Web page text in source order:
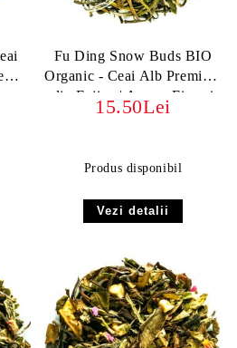
Fu Ding Snow Buds BIO
Organic - Ceai Alb Premium
din Fujian | Arome Fine și
Dulceață Naturală
15.50Lei
Produs disponibil
Vezi detalii